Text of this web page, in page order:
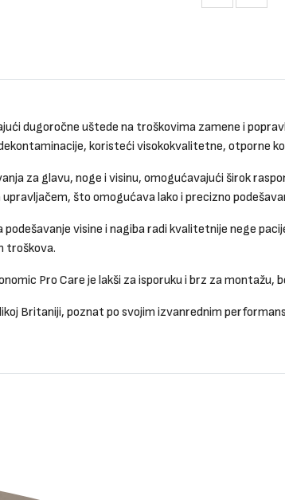
dugoročne uštede na troškovima zamene i
koristeći visokokvalitetne, otporne
za glavu, noge i visinu, omogućavajući širok
što omogućava lako i precizno
visine i nagiba radi kvalitetnije nege
troškova.
Pro Care je lakši za isporuku i brz za montažu,
Britaniji, poznat po svojim izvanrednim